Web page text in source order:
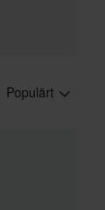
Populärt